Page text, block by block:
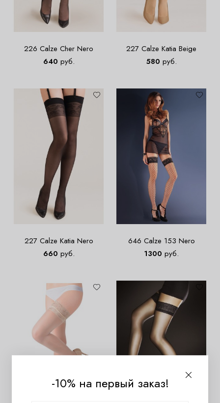
226 Calze Cher Nero
640 руб.
227 Calze Katia Beige
580 руб.
227 Calze Katia Nero
660 руб.
646 Calze 153 Nero
1300 руб.
-10% на первый заказ!